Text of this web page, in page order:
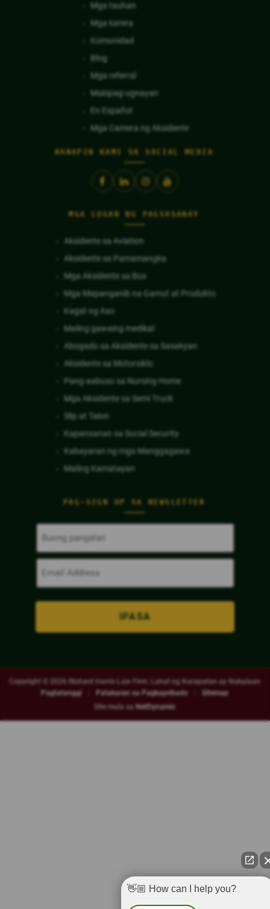
Mga tauhan
Mga karera
Komunidad
Blog
Mga referral
Makipag-ugnayan
En Español
Mga Camera ng Aksidente
HANAPIN KAMI SA SOCIAL MEDIA
PAG-SIGN UP SA NEWSLETTER
Buong
(Kinakailangan)
Email
(Kinakailangan)
MGA LUGAR NG PAGSASANAY
Aksidente sa Aviation
Aksidente sa Pamamangka
Mga Aksidente sa Bus
Mga Mapanganib na Gamot at Produkto
Kagat ng Aso
Maling gawaing medikal
Abogado sa Aksidente sa Sasakyan
Aksidente sa Motorsiklo
Pang-aabuso sa Nursing Home
Mga Aksidente sa Semi Truck
Slip at Talon
Kapansanan sa Social Security
Kabayaran ng mga Manggagawa
Maling Kamatayan
Copyright © 2026
Richard Harris Law Firm. Lahat ng Karapatan ay Nakalaan
Pagtatanggi
Patakaran sa Pagkapribado
Sitemap
Site mula sa NetDynamic
👋🏼 How can I help you?